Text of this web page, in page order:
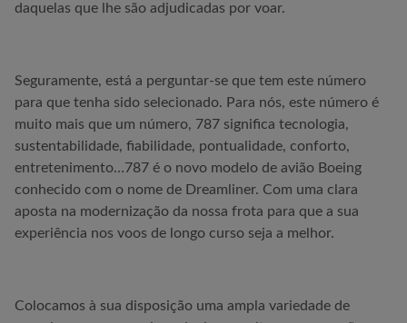
daquelas que lhe são adjudicadas por voar.
Seguramente, está a perguntar-se que tem este número
para que tenha sido selecionado. Para nós, este número é
muito mais que um número, 787 significa tecnologia,
sustentabilidade, fiabilidade, pontualidade, conforto,
entretenimento…787 é o novo modelo de avião Boeing
conhecido com o nome de Dreamliner. Com uma clara
aposta na modernização da nossa frota para que a sua
experiência nos voos de longo curso seja a melhor.
Colocamos à sua disposição uma ampla variedade de